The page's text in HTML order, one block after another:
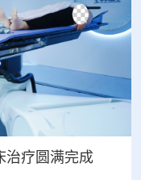
治疗圆满完成